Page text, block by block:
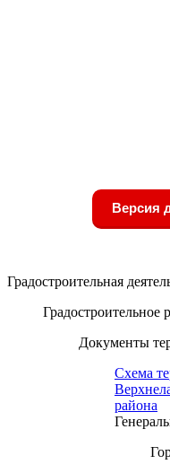
Версия
Градостроительная
Градостроительное
Документы
Схема
района